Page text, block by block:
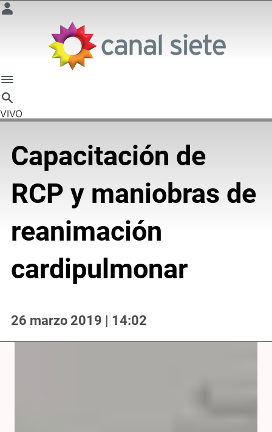
VIVO
Capacitación de
RCP y maniobras de
reanimación
cardipulmonar
26 marzo 2019 | 14:02